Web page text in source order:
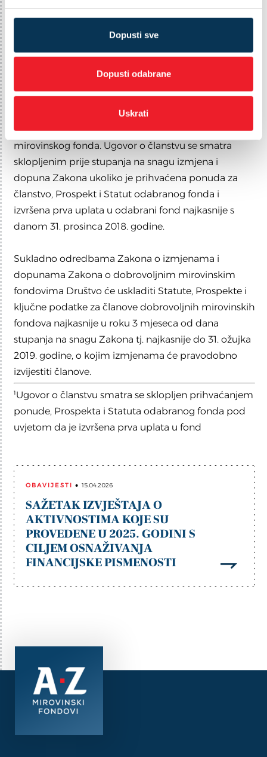
Dopusti sve
Dopusti odabrane
Uskrati
članstvu prije 1. siječnja 2019. godine i ostvarili
Članovi koji su ugovor o članstvu sklopili prije
mirovinu i dalje imaju pravo na jednokratnu isplatu
za iznose do 10.000 kuna na osobnom računu člana
fonda sukladno odredbama ugovora o članstvu,
Statutu i Prospektu odabranog dobrovoljnog
mirovinskog fonda. Ugovor o članstvu se smatra
sklopljenim prije stupanja na snagu izmjena i
dopuna Zakona ukoliko je prihvaćena ponuda za
članstvo, Prospekt i Statut odabranog fonda i
izvršena prva uplata u odabrani fond najkasnije s
danom 31. prosinca 2018. godine.
Sukladno odredbama Zakona o izmjenama i
dopunama Zakona o dobrovoljnim mirovinskim
fondovima Društvo će uskladiti Statute, Prospekte i
ključne podatke za članove dobrovoljnih mirovinskih
fondova najkasnije u roku 3 mjeseca od dana
stupanja na snagu Zakona tj. najkasnije do 31. ožujka
2019. godine, o kojim izmjenama će pravodobno
izvijestiti članove.
¹Ugovor o članstvu smatra se sklopljen prihvaćanjem
ponude, Prospekta i Statuta odabranog fonda pod
uvjetom da je izvršena prva uplata u fond
OBAVIJESTI 15.04.2026
SAŽETAK IZVJEŠTAJA O
AKTIVNOSTIMA KOJE SU
PROVEDENE U 2025. GODINI S
CILJEM OSNAŽIVANJA
FINANCIJSKE PISMENOSTI